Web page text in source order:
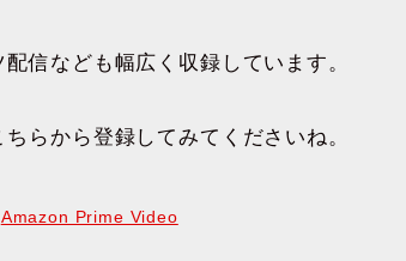
信なども幅広く収録しています。
らから登録してみてくださいね。
Amazon Prime Video